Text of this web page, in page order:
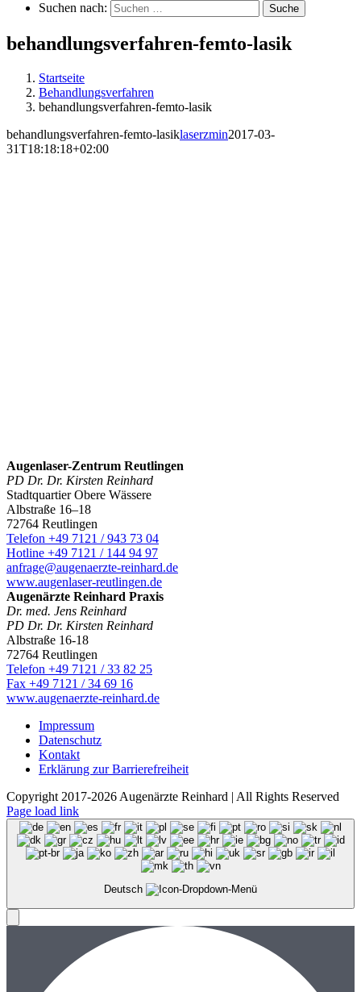
Suchen nach:
Suche
behandlungsverfahren-femto-lasik
Startseite
Behandlungsverfahren
behandlungsverfahren-femto-lasik
behandlungsverfahren-femto-lasiklaserzmin2017-03-
31T18:18:18+02:00
Augenlaser-Zentrum Reutlingen
PD Dr. Dr. Kirsten Reinhard
Stadtquartier Obere Wässere
Albstraße 16–18
72764 Reutlingen
Telefon +49 7121 / 943 73 04
Hotline +49 7121 / 144 94 97
anfrage@augenaerzte-reinhard.de
www.augenlaser-reutlingen.de
Augenärzte Reinhard Praxis
Dr. med. Jens Reinhard
PD Dr. Dr. Kirsten Reinhard
Albstraße 16-18
72764 Reutlingen
Telefon +49 7121 / 33 82 25
Fax +49 7121 / 34 69 16
www.augenaerzte-reinhard.de
Impressum
Datenschutz
Kontakt
Erklärung zur Barrierefreiheit
Copyright 2017-2026 Augenärzte Reinhard | All Rights Reserved
Page load link
Deutsch